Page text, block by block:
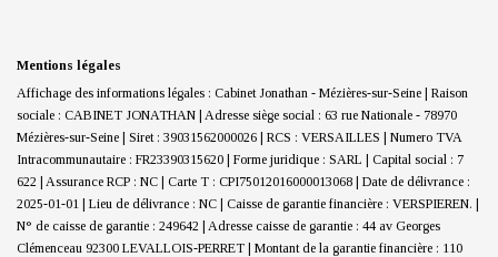
Mentions légales
Affichage des informations légales : Cabinet Jonathan - Mézières-sur-Seine | Raison
sociale : CABINET JONATHAN | Adresse siège social : 63 rue Nationale - 78970
Mézières-sur-Seine | Siret : 39031562000026 | RCS : VERSAILLES | Numero TVA
Intracommunautaire : FR23390315620 | Forme juridique : SARL | Capital social : 7
622 | Assurance RCP : NC | Carte T : CPI75012016000013068 | Date de délivrance :
2025-01-01 | Lieu de délivrance : NC | Caisse de garantie financière : VERSPIEREN. |
N° de caisse de garantie : 249642 | Adresse caisse de garantie : 44 av Georges
Clémenceau 92300 LEVALLOIS-PERRET | Montant de la garantie financière : 110